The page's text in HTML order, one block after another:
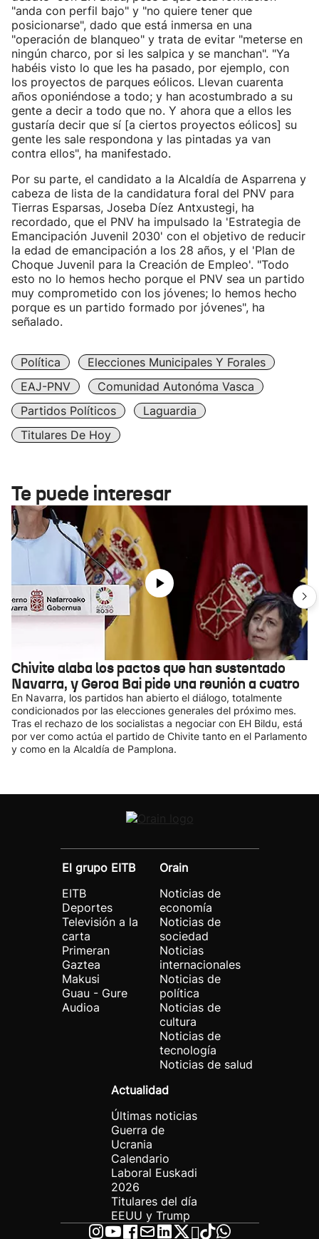
"anda con perfil bajo" y "no quiere tener que
posicionarse", dado que está inmersa en una
"operación de blanqueo" y trata de evitar "meterse en
ningún charco, por si les salpica y se manchan". "Ya
habéis visto lo que les ha pasado, por ejemplo, con
los proyectos de parques eólicos. Llevan cuarenta
años oponiéndose a todo; y han acostumbrado a su
gente a decir a todo que no. Y ahora que a ellos les
gustaría decir que sí [a ciertos proyectos eólicos] su
gente les sale respondona y las pintadas ya van
contra ellos", ha manifestado.
Por su parte, el candidato a la Alcaldía de Asparrena y
cabeza de lista de la candidatura foral del PNV para
Tierras Esparsas, Joseba Díez Antxustegi, ha
recordado, que el PNV ha impulsado la 'Estrategia de
Emancipación Juvenil 2030' con el objetivo de reducir
la edad de emancipación a los 28 años, y el 'Plan de
Choque Juvenil para la Creación de Empleo'. "Todo
esto no lo hemos hecho porque el PNV sea un partido
muy comprometido con los jóvenes; lo hemos hecho
porque es un partido formado por jóvenes", ha
señalado.
Política
Elecciones Municipales Y Forales
EAJ-PNV
Comunidad Autonóma Vasca
Partidos Políticos
Laguardia
Titulares De Hoy
Te puede interesar
Chivite alaba los pactos que han sustentado
Navarra, y Geroa Bai pide una reunión a cuatro
En Navarra, los partidos han abierto el diálogo, totalmente
condicionados por las elecciones generales del próximo mes.
Tras el rechazo de los socialistas a negociar con EH Bildu, está
por ver como actúa el partido de Chivite tanto en el Parlamento
y como en la Alcaldía de Pamplona.
El grupo EITB
EITB
Deportes
Televisión a la
carta
Primeran
Gaztea
Makusi
Guau - Gure
Audioa
Orain
Noticias de
economía
Noticias de
sociedad
Noticias
internacionales
Noticias de
política
Noticias de
cultura
Noticias de
tecnología
Noticias de salud
Actualidad
Últimas noticias
Guerra de
Ucrania
Calendario
Laboral Euskadi
2026
Titulares del día
EEUU y Trump